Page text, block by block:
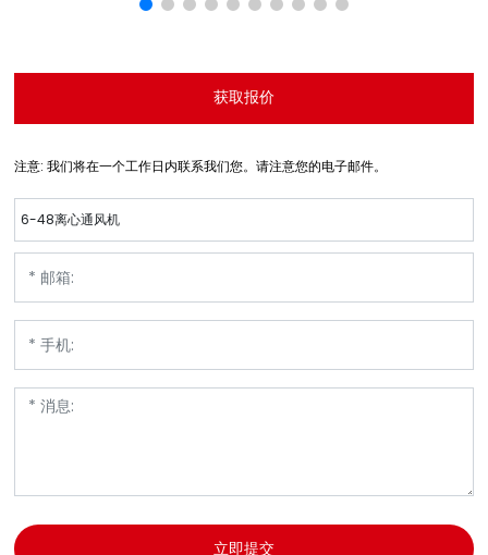
获取报价
注意: 我们将在一个工作日内联系我们您。请注意您的电子邮件。
6-48离心通风机
立即提交